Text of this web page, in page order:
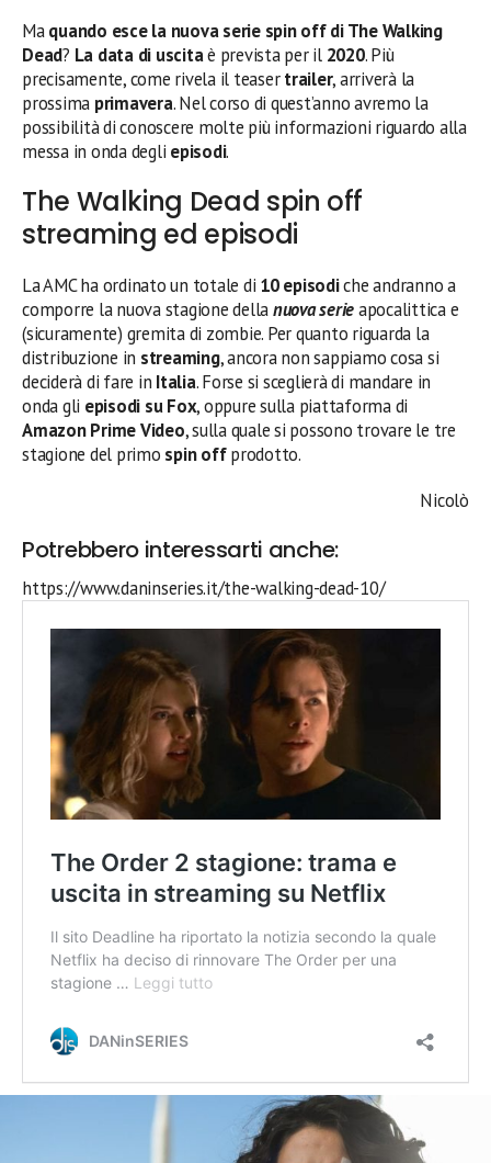
Maquando esce la nuova serie spin off di The Walking
Dead? La data di uscitaè prevista per il 2020. Più
precisamente, come rivela il teasertrailer, arriverà la
prossima primavera. Nel corso di quest’anno avremo la
possibilità di conoscere molte più informazioni riguardo alla
messa in onda degli episodi.
The Walking Dead spin off
streaming ed episodi
La AMC ha ordinato un totale di 10 episodiche andranno a
comporre la nuova stagione dellanuova serieapocalittica e
(sicuramente) gremita di zombie. Per quanto riguarda la
distribuzione in streaming, ancora non sappiamo cosa si
deciderà di fare in Italia. Forse si sceglierà di mandare in
onda gli episodi su Fox, oppure sulla piattaforma di
Amazon Prime Video, sulla quale si possono trovare le tre
stagione del primo spin offprodotto.
Nicolò
Potrebbero interessarti anche:
https://www.daninseries.it/the-walking-dead-10/